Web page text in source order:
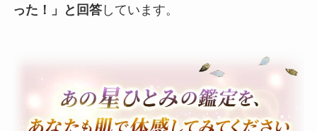
った！」と回答しています。